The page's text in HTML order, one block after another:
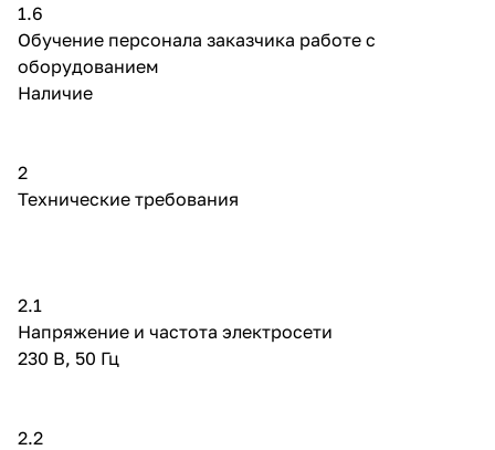
1.6
Обучение персонала заказчика работе с
оборудованием
Наличие
2
Технические требования
2.1
Напряжение и частота электросети
230 В, 50 Гц
2.2